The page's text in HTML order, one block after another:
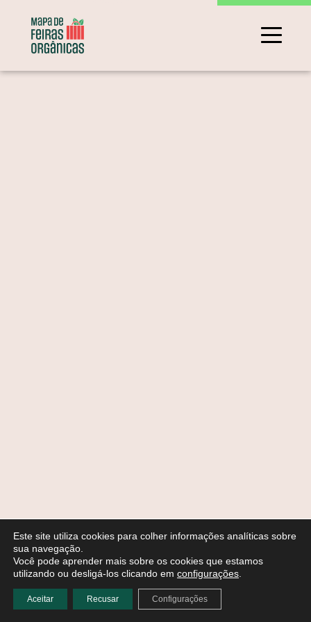
Este site utiliza cookies para colher informações analíticas sobre
sua navegação.
Você pode aprender mais sobre os cookies que estamos
utilizando ou desligá-los clicando em configurações
Aceitar Recusar Configurações